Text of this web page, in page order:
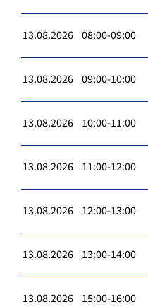
13.08.2026 08:00-09:00
13.08.2026 09:00-10:00
13.08.2026 10:00-11:00
13.08.2026 11:00-12:00
13.08.2026 12:00-13:00
13.08.2026 13:00-14:00
13.08.2026 15:00-16:00